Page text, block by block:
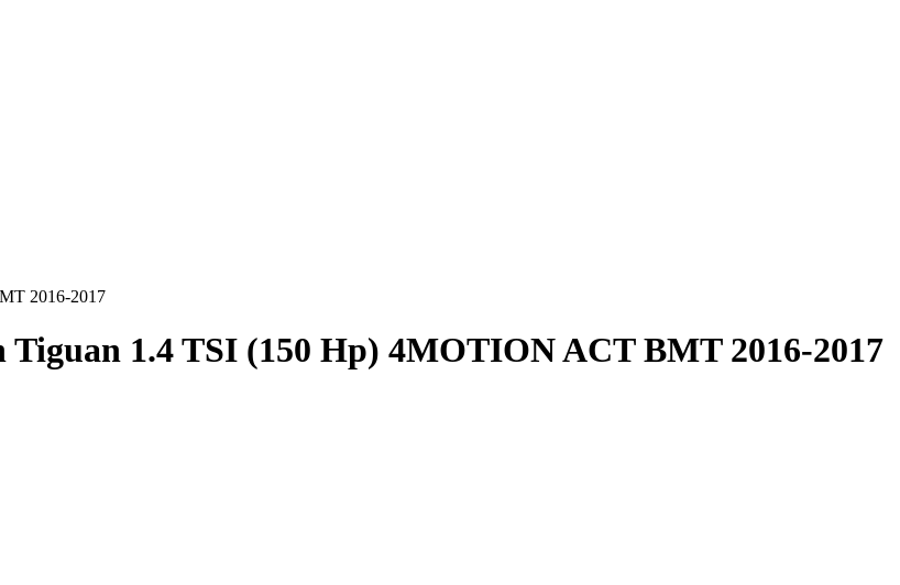
2016-2017
Tiguan 1.4 TSI (150 Hp) 4MOTION ACT BMT 2016-2017